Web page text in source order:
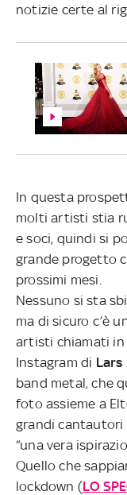
notizie certe al
In questa
molti artisti stia
e soci, quindi si
grande progetto
prossimi mesi.
Nessuno si sta
ma di sicuro c’è
artisti chiamati in
Instagram di Lars
band metal, che
foto assieme a
grandi
“una vera
Quello che
lockdown (LO